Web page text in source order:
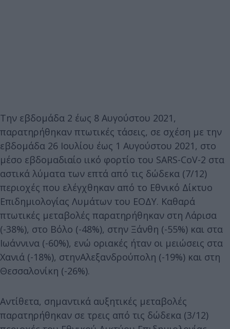
Την εβδομάδα 2 έως 8 Αυγούστου 2021,
παρατηρήθηκαν πτωτικές τάσεις, σε σχέση με την
εβδομάδα 26 Ιουλίου έως 1 Αυγούστου 2021, στο
μέσο εβδομαδιαίο ιικό φορτίο του SARS-CoV-2 στα
αστικά λύματα των επτά από τις δώδεκα (7/12)
περιοχές που ελέγχθηκαν από το Εθνικό Δίκτυο
Επιδημιολογίας Λυμάτων του ΕΟΔΥ. Καθαρά
πτωτικές μεταβολές παρατηρήθηκαν στη Λάρισα
(-38%), στο Βόλο (-48%), στην Ξάνθη (-55%) και στα
Ιωάννινα (-60%), ενώ οριακές ήταν οι μειώσεις στα
Χανιά (-18%), στηνΑλεξανδρούπολη (-19%) και στη
Θεσσαλονίκη (-26%).
Αντίθετα, σημαντικά αυξητικές μεταβολές
παρατηρήθηκαν σε τρεις από τις δώδεκα (3/12)